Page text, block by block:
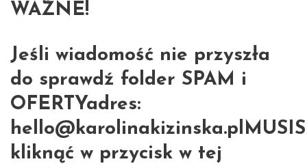
WAŻNE!
Jeśli wiadomość nie przyszła
do sprawdź folder SPAM i
OFERTYadres:
kliknąć w przycisk w tej